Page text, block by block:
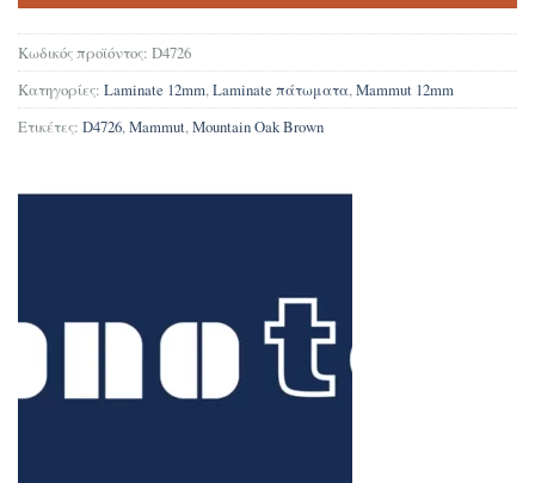
Κωδικός προϊόντος: D4726
Κατηγορίες: Laminate 12mm,Laminate πάτωματα,Mammut 12mm
Ετικέτες: D4726,Mammut,Mountain Oak Brown